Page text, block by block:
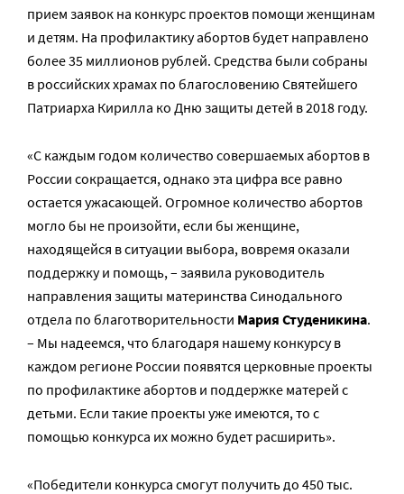
прием заявок на конкурс проектов помощи женщинам
и детям. На профилактику абортов будет направлено
более 35 миллионов рублей. Средства были собраны
в российских храмах по благословению Святейшего
Патриарха Кирилла ко Дню защиты детей в 2018 году.
«С каждым годом количество совершаемых абортов в
России сокращается, однако эта цифра все равно
остается ужасающей. Огромное количество абортов
могло бы не произойти, если бы женщине,
находящейся в ситуации выбора, вовремя оказали
поддержку и помощь, – заявила руководитель
направления защиты материнства Синодального
отдела по благотворительности Мария Студеникина.
– Мы надеемся, что благодаря нашему конкурсу в
каждом регионе России появятся церковные проекты
по профилактике абортов и поддержке матерей с
детьми. Если такие проекты уже имеются, то с
помощью конкурса их можно будет расширить».
«Победители конкурса смогут получить до 450 тыс.